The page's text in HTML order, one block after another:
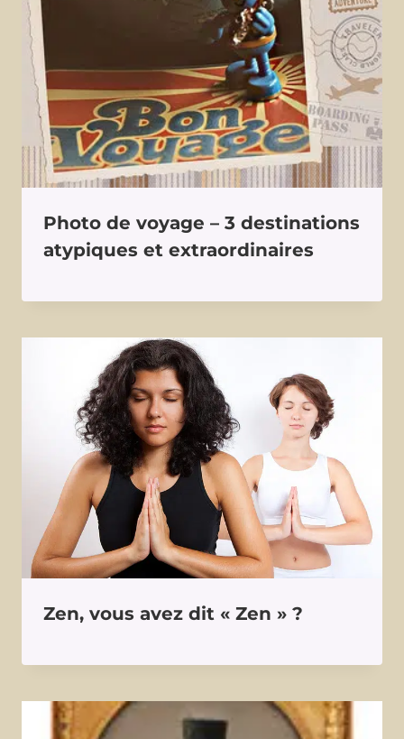
Photo de voyage – 3 destinations
atypiques et extraordinaires
Zen, vous avez dit « Zen » ?